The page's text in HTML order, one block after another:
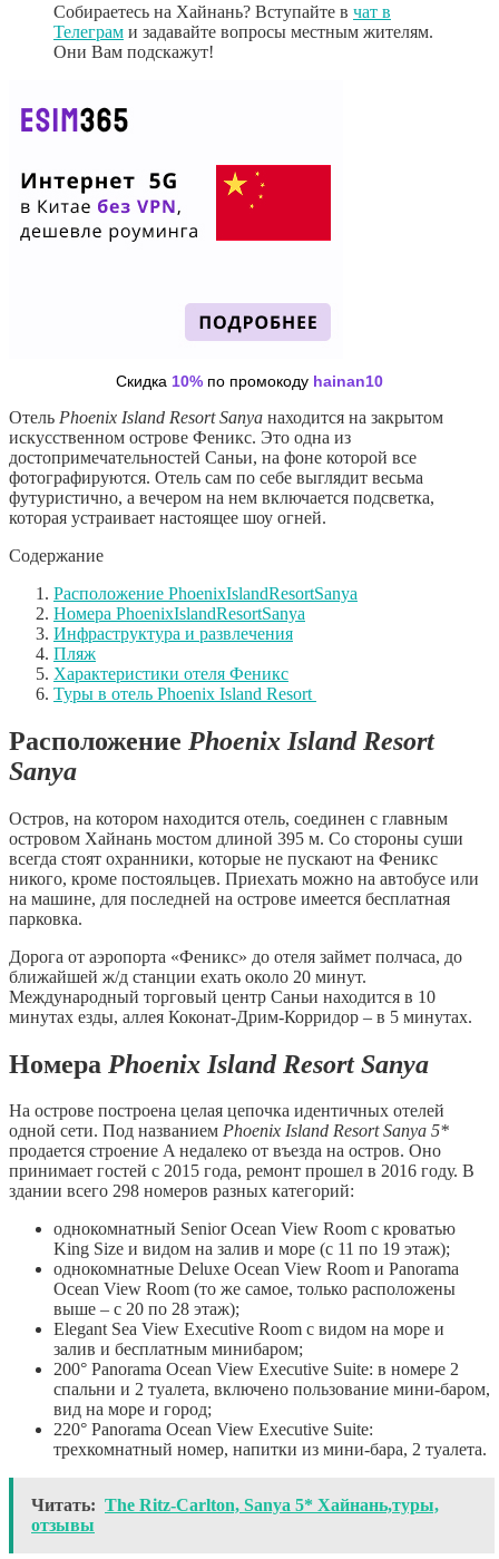
Собираетесь на Хайнань? Вступайте в чат в
Телеграм и задавайте вопросы местным жителям.
Они Вам подскажут!
Скидка 10% по промокоду hainan10
Отель Phoenix Island Resort Sanya находится на закрытом
искусственном острове Феникс. Это одна из
достопримечательностей Саньи, на фоне которой все
фотографируются. Отель сам по себе выглядит весьма
футуристично, а вечером на нем включается подсветка,
которая устраивает настоящее шоу огней.
Содержание
Расположение PhoenixIslandResortSanya
Номера PhoenixIslandResortSanya
Инфраструктура и развлечения
Пляж
Характеристики отеля Феникс
Туры в отель Phoenix Island Resort
Расположение Phoenix Island Resort
Sanya
Остров, на котором находится отель, соединен с главным
островом Хайнань мостом длиной 395 м. Со стороны суши
всегда стоят охранники, которые не пускают на Феникс
никого, кроме постояльцев. Приехать можно на автобусе или
на машине, для последней на острове имеется бесплатная
парковка.
Дорога от аэропорта «Феникс» до отеля займет полчаса, до
ближайшей ж/д станции ехать около 20 минут.
Международный торговый центр Саньи находится в 10
минутах езды, аллея Коконат-Дрим-Корридор – в 5 минутах.
Номера Phoenix Island ResortSanya
На острове построена целая цепочка идентичных отелей
одной сети. Под названием Phoenix Island ResortSanya 5*
продается строение A недалеко от въезда на остров. Оно
принимает гостей с 2015 года, ремонт прошел в 2016 году. В
здании всего 298 номеров разных категорий:
однокомнатный Senior Ocean View Room с кроватью
King Size и видом на залив и море (с 11 по 19 этаж);
однокомнатные Deluxe Ocean View Room и Panorama
Ocean View Room (то же самое, только расположены
выше – с 20 по 28 этаж);
Elegant Sea View Executive Room с видом на море и
залив и бесплатным минибаром;
200° Panorama Ocean View Executive Suite: в номере 2
спальни и 2 туалета, включено пользование мини-баром,
вид на море и город;
220° Panorama Ocean View Executive Suite:
трехкомнатный номер, напитки из мини-бара, 2 туалета.
Читать: The Ritz-Carlton, Sanya 5* Хайнань,туры,
отзывы